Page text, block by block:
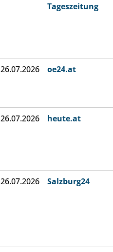
Tageszeitung
26.07.2026 oe24.at
26.07.2026 heute.at
26.07.2026 Salzburg24